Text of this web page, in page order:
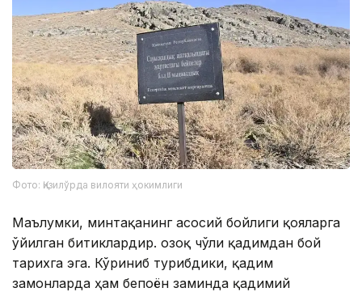
Фото: Қизилўрда вилояти ҳокимлиги
Маълумки, минтақанинг асосий бойлиги қояларга
ўйилган битиклардир. Қозоқ чўли қадимдан бой
тарихга эга. Кўриниб турибдики, қадим
замонларда ҳам бепоён заминда қадимий